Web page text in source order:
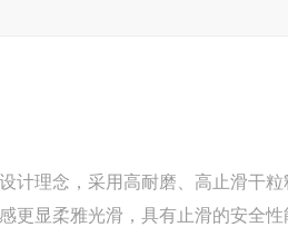
计理念，采用高耐磨、高止滑干
更显柔雅光滑，具有止滑的安全